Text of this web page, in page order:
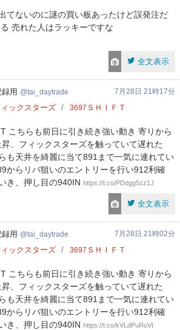
てないのに謎の買い板あったけど誤発注だ
売れた人はラッキーですな
全文表示
用 tai_daytrade
7月28日 21時17分
ックスターズ 3697 ＳＨＩＦＴ
こちらも前日に引き続き強い動き 寄りから
、フィックスターズを触っていて遅れた
も天井を綺麗に当て891まで一気に連れてい
からリバ狙いのエントリーを行い912利確
き、押し目の940IN https://t.co/PDdgg5zz1J
全文表示
用 tai_daytrade
7月28日 21時02分
ックスターズ 3697 ＳＨＩＦＴ
こちらも前日に引き続き強い動き 寄りから
、フィックスターズを触っていて遅れた
も天井を綺麗に当て891まで一気に連れてい
からリバ狙いのエントリーを行い912利確
き、押し目の940IN https://t.co/kVLdPuRuVt